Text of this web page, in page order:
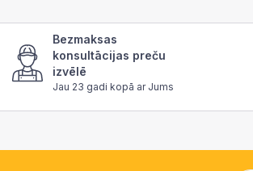
Bezmaksas
konsultācijas preču
izvēlē
Jau 23 gadi kopā ar Jums